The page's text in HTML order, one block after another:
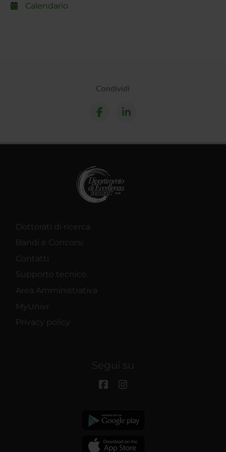
Calendario
Condividi
Dottorati di ricerca
Bandi e Concorsi
Contatti
Supporto tecnico
Area Amministrativa
MyUnivr
Privacy policy
Segui su